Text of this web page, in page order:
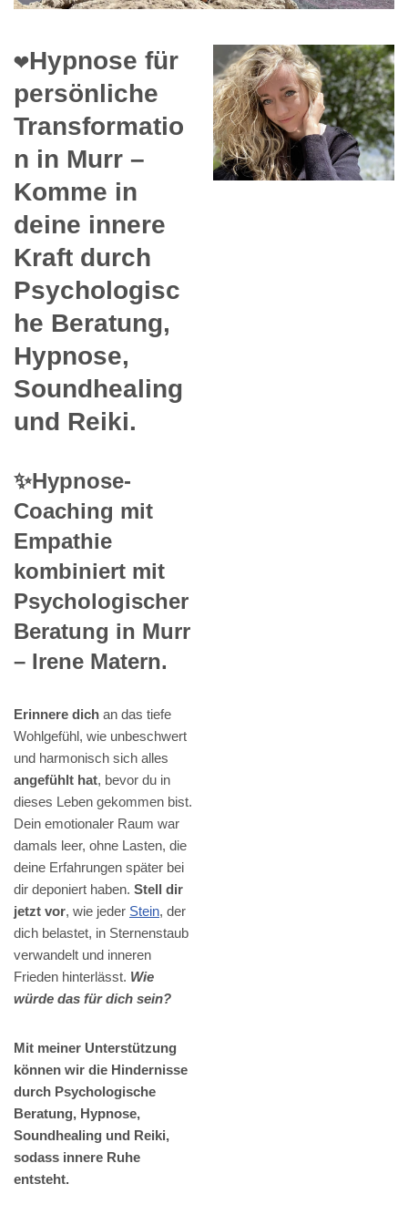
❤️Hypnose für
persönliche
Transformatio
n in Murr –
Komme in
deine innere
Kraft durch
Psychologisc
he Beratung,
Hypnose,
Soundhealing
und Reiki.
✨Hypnose-
Coaching mit
Empathie
kombiniert mit
Psychologischer
Beratung in Murr
– Irene Matern.
Erinnere dich an das tiefe
Wohlgefühl, wie unbeschwert
und harmonisch sich alles
angefühlt hat, bevor du in
dieses Leben gekommen bist.
Dein emotionaler Raum war
damals leer, ohne Lasten, die
deine Erfahrungen später bei
dir deponiert haben. Stell dir
jetzt vor, wie jeder Stein, der
dich belastet, in Sternenstaub
verwandelt und inneren
Frieden hinterlässt. Wie
würde das für dich sein?
Mit meiner Unterstützung
können wir die Hindernisse
durch Psychologische
Beratung, Hypnose,
Soundhealing und Reiki,
sodass innere Ruhe
entsteht.